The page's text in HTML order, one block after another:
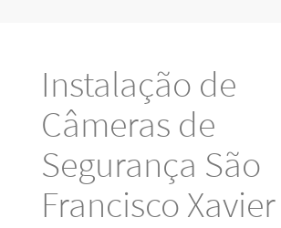
Instalação de
Câmeras de
Segurança São
Francisco Xavier